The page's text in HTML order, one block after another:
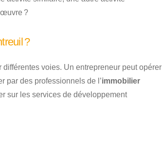
œuvre ?
?
différentes voies. Un entrepreneur peut opérer
par des professionnels de l’immobilier
sur les services de développement